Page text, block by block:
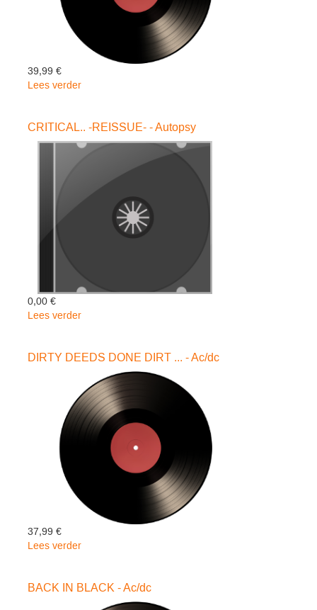
39,99 €
Lees verder
EDGE
-
CRITICAL.. -REISSUE- - Autopsy
0,00 €
Lees verder
REISSUE-
Autopsy
DIRTY DEEDS DONE DIRT ... - Ac/dc
37,99 €
Lees verder
DONE
BACK IN BLACK - Ac/dc